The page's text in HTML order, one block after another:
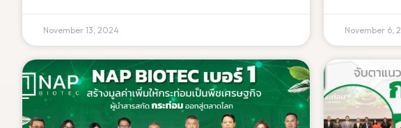
ห่อหุ้มสารสำคัญในระดับนาโน ทำให้สารสกัดมีความเสถียรและเข้าสู่
ระบบย่อยอาหารได้อย่างปลอดภัย และเข้าสู่เซลล์เป้าหมายได้อย่าง
แม่นยำ NAP Biotec พร้อมร่วมสร้างสรรค์ผลิตภัณฑ์สมุนไพร
ไทย เพื่อยกระดับสุขภาพของคุณและขับเคลื่อนวงการสมุนไพรไทย
สู่ระดับสากล หากคุณต้องการสารสกัดสมุนไพรคุณภาพสูง หรือมี
คำถามเพิ่มเติมเกี่ยวกับเทคโนโลยี Nano Encapsulation
November 13, 2024
สูงสุดที่แนะนำ
ส่งผลกระทบ
จริงด้านการส
10% ละลาย
ใหม่ของการใ
สอบถามรายล
ผลิตภัณฑ์จาก
November 6,